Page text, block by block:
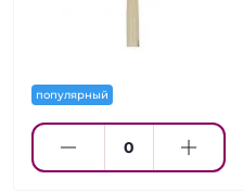
популярный